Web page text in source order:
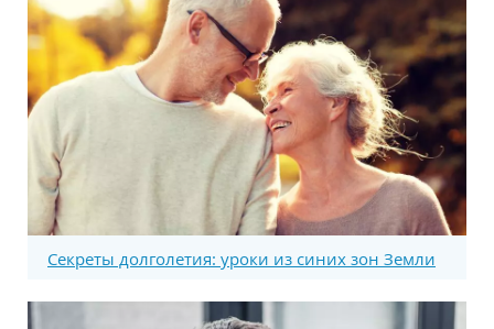
Секреты долголетия: уроки из синих зон Земли